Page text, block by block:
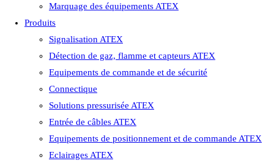
Marquage des équipements ATEX
Produits
Signalisation ATEX
Détection de gaz, flamme et capteurs ATEX
Equipements de commande et de sécurité
Connectique
Solutions pressurisée ATEX
Entrée de câbles ATEX
Equipements de positionnement et de commande ATEX
Eclairages ATEX